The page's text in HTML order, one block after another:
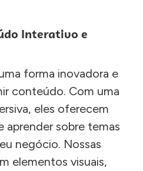
Interativo e
forma inovadora e
conteúdo. Com uma
eles oferecem
aprender sobre temas
negócio. Nossas
elementos visuais,